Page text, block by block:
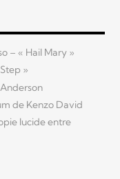
– « Hail Mary »
»
de Kenzo David
lucide entre